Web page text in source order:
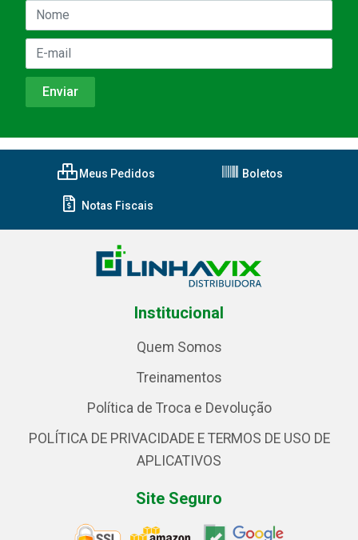
Meus Pedidos Boletos
Notas Fiscais
Institucional
Quem Somos
Treinamentos
Política de Troca e Devolução
POLÍTICA DE PRIVACIDADE E TERMOS DE USO DE
APLICATIVOS
Site Seguro